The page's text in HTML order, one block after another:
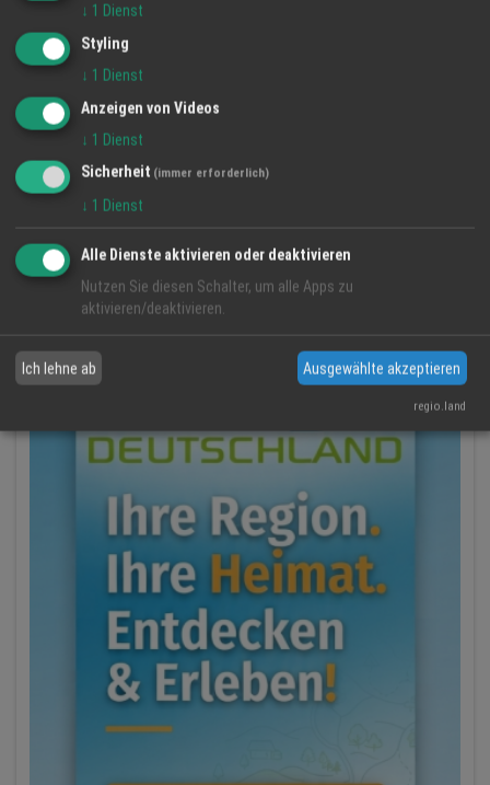
Für Ihren persönlichen Durchblick!
Energiesparen im Haushalt
Tipps für Jedermann
News aus der IT
↓ 1 Dienst
Styling
↓ 1 Dienst
Anzeigen von Videos
↓ 1 Dienst
Sicherheit (immer erforderlich)
↓ 1 Dienst
Alle Dienste aktivieren oder deaktivieren
Nutzen Sie diesen Schalter, um alle Apps zu
aktivieren/deaktivieren.
Ich lehne ab Ausgewählte akzeptieren
regio.land